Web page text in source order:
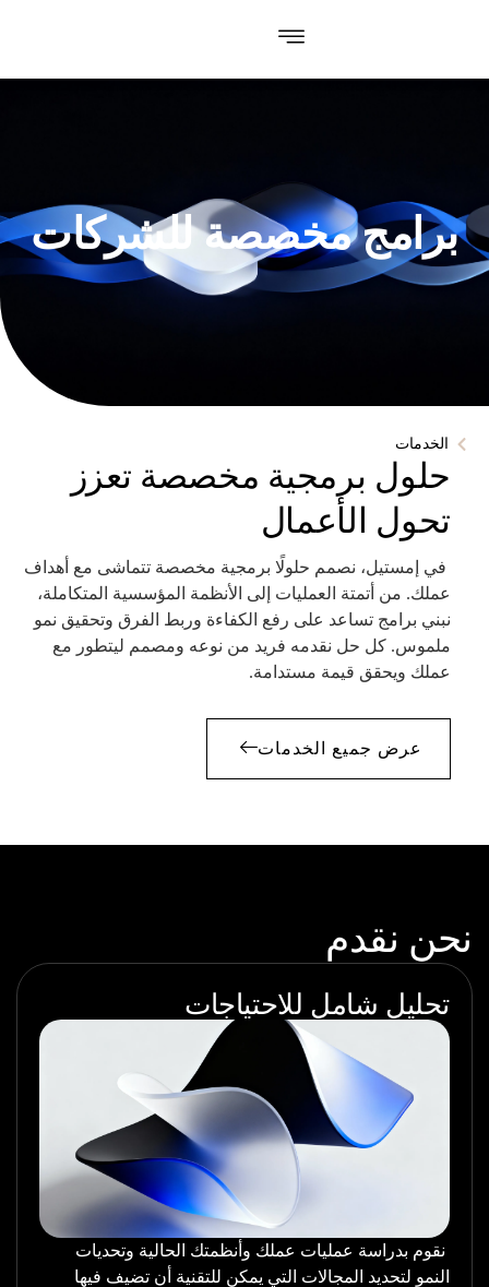
برامج مخصصة للشركات
الخدمات
حلول برمجية مخصصة تعزز
تحول الأعمال
في إمستيل، نصمم حلولًا برمجية مخصصة تتماشى مع أهداف
عملك. من أتمتة العمليات إلى الأنظمة المؤسسية المتكاملة،
نبني برامج تساعد على رفع الكفاءة وربط الفرق وتحقيق نمو
ملموس. كل حل نقدمه فريد من نوعه ومصمم ليتطور مع
عملك ويحقق قيمة مستدامة.
عرض جميع الخدمات
نحن نقدم
تحليل شامل للاحتياجات
نقوم بدراسة عمليات عملك وأنظمتك الحالية وتحديات
النمو لتحديد المجالات التي يمكن للتقنية أن تضيف فيها